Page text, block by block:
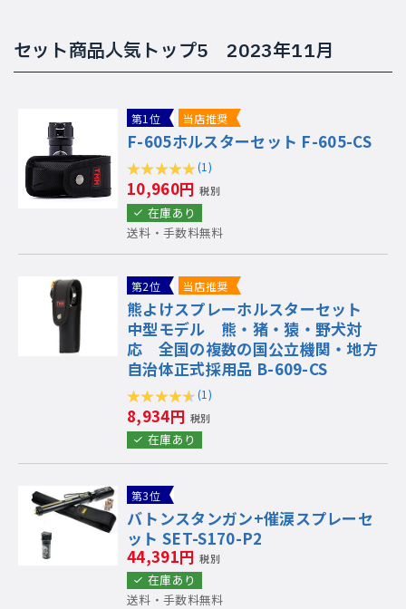
セット商品人気トップ5 2023年11月
第1位 当店推奨
F-605ホルスターセット F-605-CS
(1)
10,960円 税別
在庫あり
送料・手数料無料
第2位 当店推奨
熊よけスプレーホルスターセット
中型モデル 熊・猪・猿・野犬対
応 全国の複数の国公立機関・地方
自治体正式採用品 B-609-CS
(1)
8,934円 税別
在庫あり
第3位
バトンスタンガン+催涙スプレーセ
ット SET-S170-P2
44,391円 税別
在庫あり
送料・手数料無料